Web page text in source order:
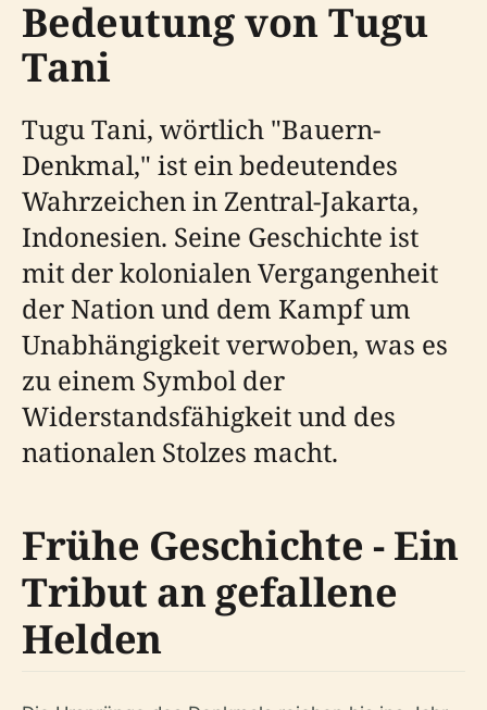
Bedeutung von Tugu
Tani
Tugu Tani, wörtlich "Bauern-
Denkmal," ist ein bedeutendes
Wahrzeichen in Zentral-Jakarta,
Indonesien. Seine Geschichte ist
mit der kolonialen Vergangenheit
der Nation und dem Kampf um
Unabhängigkeit verwoben, was es
zu einem Symbol der
Widerstandsfähigkeit und des
nationalen Stolzes macht.
Frühe Geschichte - Ein
Tribut an gefallene
Helden